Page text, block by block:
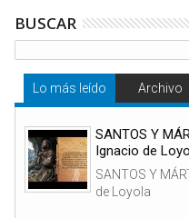
BUSCAR
Lo más leído Archivo
SANTOS Y
Ignacio de
SANTOS Y
de Loyola